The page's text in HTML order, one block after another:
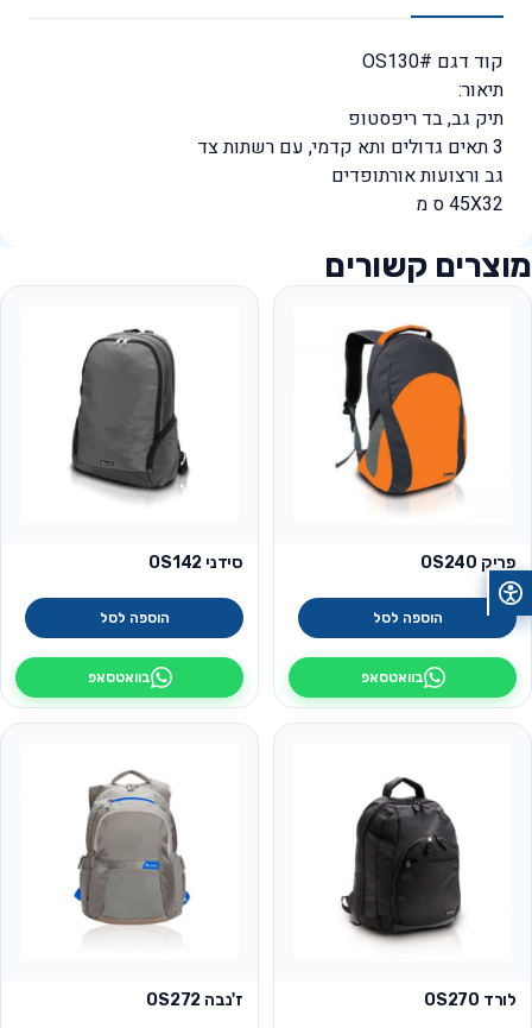
קוד דגם #OS130
תיאור:
תיק גב, בד ריפסטופ
3 תאים גדולים ותא קדמי, עם רשתות צד
גב ורצועות אורתופדים
45X32 ס מ
מוצרים קשורים
פריק OS240
הוספה לסל
בוואטסאפ
סידני OS142
הוספה לסל
בוואטסאפ
לורד OS270
ז'נבה OS272